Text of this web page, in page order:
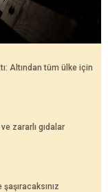
Altından tüm ülke için
zararlı gıdalar